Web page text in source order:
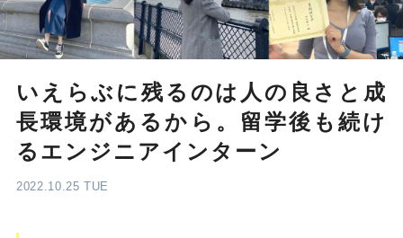
いえらぶに残るのは人の良さと成
長環境があるから。留学後も続け
るエンジニアインターン
2022.10.25 TUE